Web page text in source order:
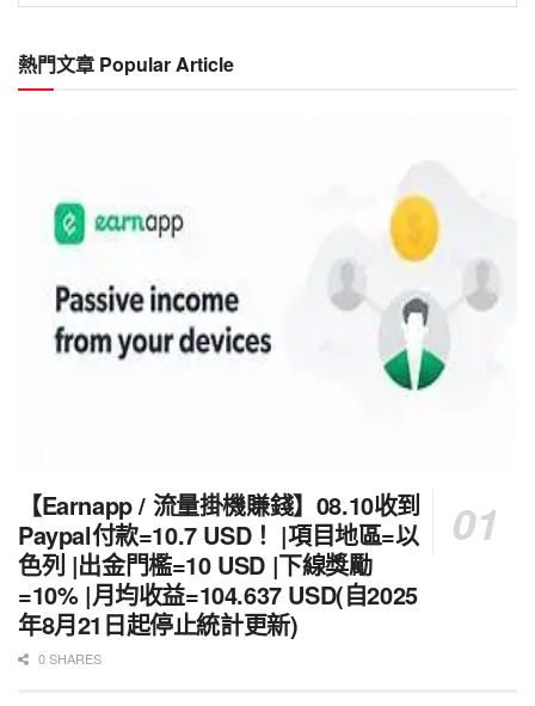
類
Category
熱門文章 Popular Article
【Earnapp / 流量掛機賺錢】08.10收到
Paypal付款=10.7 USD！ |項目地區=以
色列 |出金門檻=10 USD |下線獎勵
=10% |月均收益=104.637 USD(自2025
年8月21日起停止統計更新)
0 SHARES